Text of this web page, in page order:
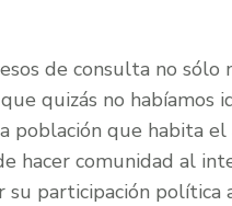
de consulta no
quizás no habíamos
población que habita
hacer comunidad al
participación política